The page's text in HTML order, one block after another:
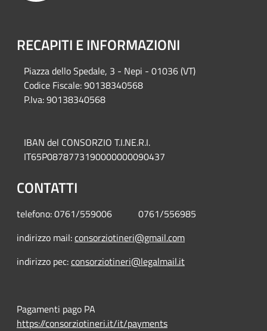
RECAPITI E INFORMAZIONI
Piazza dello Spedale, 3 - Nepi - 01036 (VT)
Codice Fiscale: 90138340568
P.Iva: 90138340568
IBAN del CONSORZIO T.I.NE.R.I.
IT65P0878773190000000090437
CONTATTI
telefono: 0761/559006 0761/556985
indirizzo mail:consorziotineri@gmail.com
indirizzo pec:consorziotineri@legalmail.it
Pagamenti pago PA
https://consorziotineri.it/it/payments